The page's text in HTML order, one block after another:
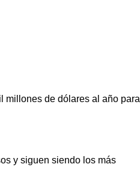
millones de dólares al año para
y siguen siendo los más